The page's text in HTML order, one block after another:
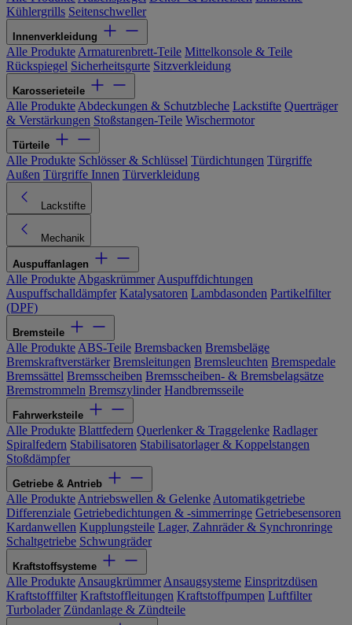
Kühlergrills Seitenschweller
Innenverkleidung
Alle Produkte Armaturenbrett-Teile Mittelkonsole & Teile
Rückspiegel Sicherheitsgurte Sitzverkleidung
Karosserieteile
Alle Produkte Abdeckungen & Schutzbleche Lackstifte Querträger
& Verstärkungen Stoßstangen-Teile Wischermotor
Türteile
Alle Produkte Schlösser & Schlüssel Türdichtungen Türgriffe
Außen Türgriffe Innen Türverkleidung
Lackstifte
Mechanik
Auspuffanlagen
Alle Produkte Abgaskrümmer Auspuffdichtungen
Auspuffschalldämpfer Katalysatoren Lambdasonden Partikelfilter
(DPF)
Bremsteile
Alle Produkte ABS-Teile Bremsbacken Bremsbeläge
Bremskraftverstärker Bremsleitungen Bremsleuchten Bremspedale
Bremssättel Bremsscheiben Bremsscheiben- & Bremsbelagsätze
Bremstrommeln Bremszylinder Handbremsseile
Fahrwerksteile
Alle Produkte Blattfedern Querlenker & Traggelenke Radlager
Spiralfedern Stabilisatoren Stabilisatorlager & Koppelstangen
Stoßdämpfer
Getriebe & Antrieb
Alle Produkte Antriebswellen & Gelenke Automatikgetriebe
Differenziale Getriebedichtungen & -simmerringe Getriebesensoren
Kardanwellen Kupplungsteile Lager, Zahnräder & Synchronringe
Schaltgetriebe Schwungräder
Kraftstoffsysteme
Alle Produkte Ansaugkrümmer Ansaugsysteme Einspritzdüsen
Kraftstofffilter Kraftstoffleitungen Kraftstoffpumpen Luftfilter
Turbolader Zündanlage & Zündteile